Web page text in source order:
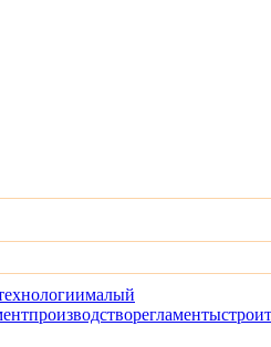
малый
производстворегламенты